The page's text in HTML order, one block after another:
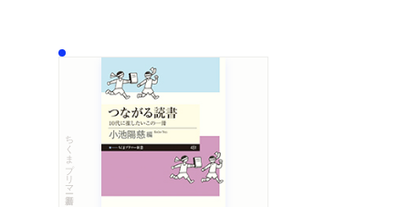
ちくまプリマー新書